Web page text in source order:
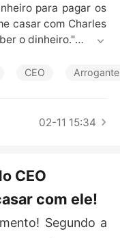
para pagar os
casar com Charles
o dinheiro."
Autumn f
era conhecido entr
CEO Arrogante
02-11 15:34
CEO
com ele!
Segundo a